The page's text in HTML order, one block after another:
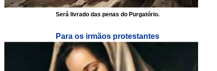
Será livrado das penas do Purgatório.
Para os irmãos protestantes